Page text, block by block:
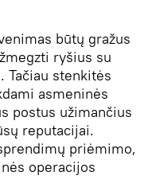
būtų gražus
ryšius su
Tačiau stenkitės
asmeninės
postus užimančius
reputacijai.
priėmimo,
operacijos